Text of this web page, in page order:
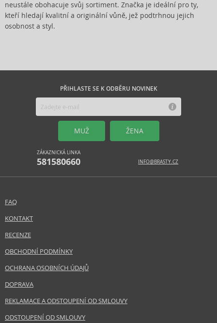
neustále obohacuje svůj sortiment. Značka je ideální pro ty,
kteří hledají kvalitní a originální vůně, jež podtrhnou jejich
osobnost a styl.
PŘIHLASTE SE K ODBĚRU NOVINEK
MUŽ ŽENA
ZÁKAZNICKÁ LINKA
581580660 INFO@BRASTY.CZ
FAQ
KONTAKT
RECENZE
OBCHODNÍ PODMÍNKY
OCHRANA OSOBNÍCH ÚDAJŮ
DOPRAVA
REKLAMACE A ODSTOUPENÍ OD SMLOUVY
ODSTOUPENÍ OD SMLOUVY